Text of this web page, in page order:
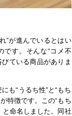
”が進んでいるとはい
です。そんな“コメ不
ている商品がありま
も“うるち性”と“もち
特徴です。この“もち
命名しました。同社